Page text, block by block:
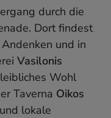
durch die
Dort findest
und in
Vasilonis
Wohl
Taverna Oikos
lokale